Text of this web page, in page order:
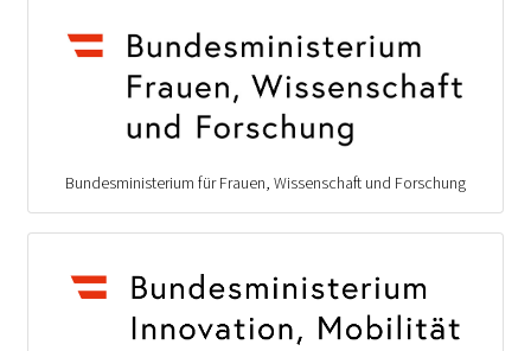
Bundesministerium für Frauen, Wissenschaft und Forschung